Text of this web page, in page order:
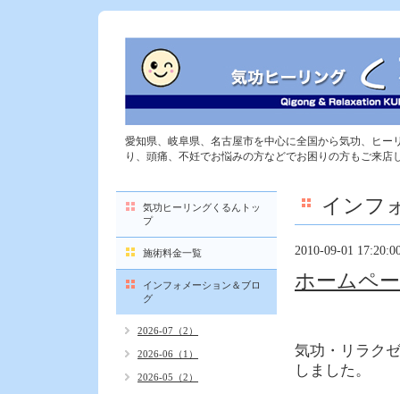
愛知県、岐阜県、名古屋市を中心に全国から気功、ヒー
り、頭痛、不妊でお悩みの方などでお困りの方もご来店
インフ
2010-09-01
ホームペ
気功・リラク
しました。
気功ヒーリングくるんトッ
プ
施術料金一覧
インフォメーション＆ブロ
グ
2026-07（2）
2026-06（1）
2026-05（2）